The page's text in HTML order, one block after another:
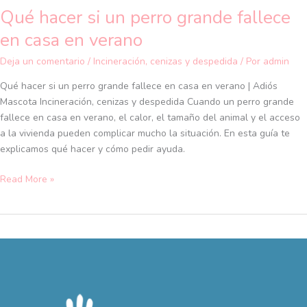
Qué hacer si un perro grande fallece
en casa en verano
Deja un comentario / Incineración, cenizas y despedida / Por admin
Qué hacer si un perro grande fallece en casa en verano | Adiós
Mascota Incineración, cenizas y despedida Cuando un perro grande
fallece en casa en verano, el calor, el tamaño del animal y el acceso
a la vivienda pueden complicar mucho la situación. En esta guía te
explicamos qué hacer y cómo pedir ayuda.
Read More »